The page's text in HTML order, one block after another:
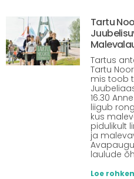
Tartu
Tartus
Tartu
mis toob
16.30
liigub
kus
pidulikult
ja
laulude
Loe